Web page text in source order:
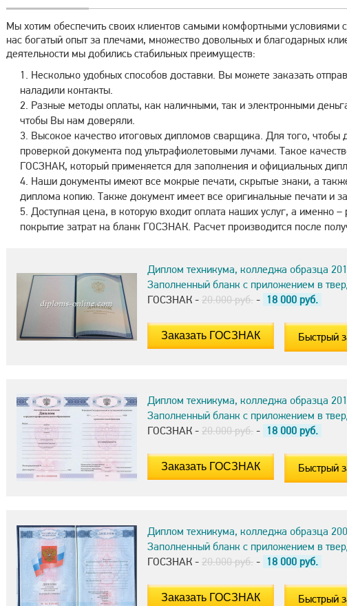
Мы хотим обеспечить своих клиентов самыми комфортными условиями
нас богатый опыт за плечами, множество довольных и благодарных
деятельности мы добились стабильных преимуществ:
Несколько удобных способов доставки. Вы можете заказать
наладили контакты.
Разные методы оплаты, как наличными, так и электронными
чтобы Вы нам доверяли.
Высокое качество итоговых дипломов сварщика. Для того, чтобы
проверкой документа под ультрафиолетовыми лучами. Такое
ГОСЗНАК, который применяется для заполнения и официальных
Наши документы имеют все мокрые печати, скрытые знаки, а
диплома копию. Также документ имеет все оригинальные печати и
Доступная цена, в которую входит оплата наших услуг, а
покрытие затрат на бланк ГОСЗНАК. Расчет производится после
Диплом техникума, колледжа образца
Заполненный бланк с приложением в
ГОСЗНАК - 20.000 руб. - 18 000 руб.
Быстрый
Диплом техникума, колледжа образца
Заполненный бланк с приложением в
ГОСЗНАК - 20.000 руб. - 18 000 руб.
Быстрый
Диплом техникума, колледжа образца
Заполненный бланк с приложением в
ГОСЗНАК - 20.000 руб. - 18 000 руб.
Быстрый